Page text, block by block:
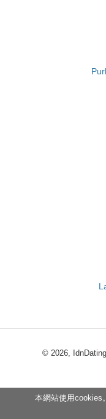
© 2026,
本網站使用cookies